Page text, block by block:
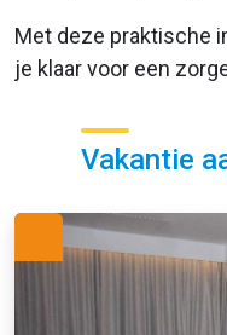
Met deze praktische
je klaar voor een
Vakantie